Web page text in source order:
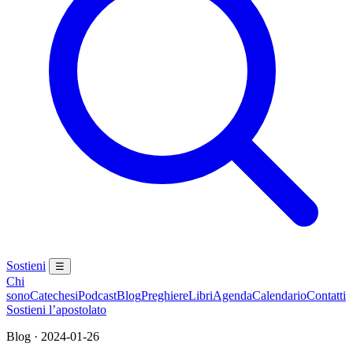
Sostieni ☰
Chi
sonoCatechesiPodcastBlogPreghiereLibriAgendaCalendarioContatti
Sostieni l’apostolato
Blog · 2024-01-26